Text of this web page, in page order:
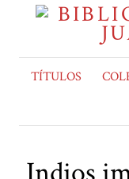
TÍTULOS